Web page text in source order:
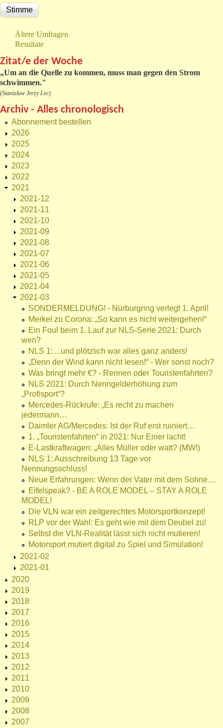
Ältere Umfragen
Resultate
Zitat/e der Woche
„Um an die Quelle zu kommen, muss man gegen den Strom
schwimmen."
(Stanislaw Jerzy Lec)
Archiv - Alles chronologisch
Abonnement bestellen
2026
2025
2024
2023
2022
2021
2021-12
2021-11
2021-10
2021-09
2021-08
2021-07
2021-06
2021-05
2021-04
2021-03
SONDERMELDUNG! - Nürburgring verlegt 1. April!
Merkel zu Corona: „So kann es nicht weitergehen!“
Ein Foul beim 1. Lauf zur NLS-Serie 2021: Durch
wen?
NLS 1: ...und plötzlich war alles ganz anders!
„Denn der Wind kann nicht lesen!“ - Wer sonst noch?
Was bringt mehr €? - Rennen oder Touristenfahrten?
NLS 2021: Durch Nenngelderhöhung zum
„Profisport“?
Mercedes-Rückrufe: „Es recht zu machen
jedermann…
Daimler AG/Mercedes: Ist der Ruf erst ruiniert…
1. „Touristenfahrten“ in 2021: Nur Einer lacht!
E-Lastkraftwagen: „Alles Müller oder watt? (MW!)
NLS 1: Ausschreibung 13 Tage vor
Nennungsschluss!
Neue Erfahrungen: Wenn der Vater mit dem Sohne…
Eifelspeak? - BE A ROLE MODEL – STAY A ROLE
MODEL!
Die VLN war ein zeitgerechtes Motorsportkonzept!
RLP vor der Wahl: Es geht wie mit dem Deubel zu!
Selbst die VLN-Realität lässt sich nicht mutieren!
Motorsport mutiert digital zu Spiel und Simulation!
2021-02
2021-01
2020
2019
2018
2017
2016
2015
2014
2013
2012
2011
2010
2009
2008
2007